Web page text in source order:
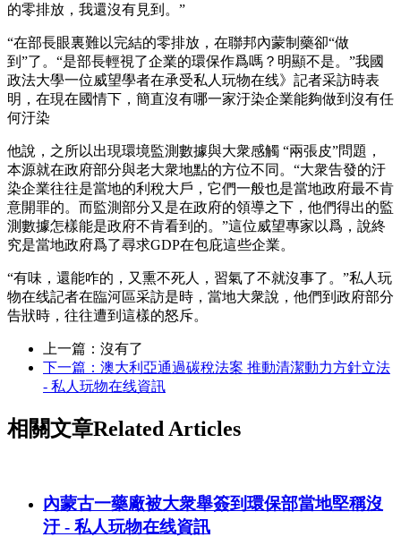
的零排放，我還沒有見到。”
“在部長眼裏難以完結的零排放，在聯邦內蒙制藥卻“做
到”了。“是部長輕視了企業的環保作爲嗎？明顯不是。”我國
政法大學一位威望學者在承受私人玩物在线》記者采訪時表
明，在現在國情下，簡直沒有哪一家汙染企業能夠做到沒有任
何汙染
他說，之所以出現環境監測數據與大衆感觸 “兩張皮”問題，
本源就在政府部分與老大衆地點的方位不同。“大衆告發的汙
染企業往往是當地的利稅大戶，它們一般也是當地政府最不肯
意開罪的。而監測部分又是在政府的領導之下，他們得出的監
測數據怎樣能是政府不肯看到的。”這位威望專家以爲，說終
究是當地政府爲了尋求GDP在包庇這些企業。
“有味，還能咋的，又熏不死人，習氣了不就沒事了。”私人玩
物在线記者在臨河區采訪是時，當地大衆說，他們到政府部分
告狀時，往往遭到這樣的怒斥。
上一篇：沒有了
下一篇：澳大利亞通過碳稅法案 推動清潔動力方針立法
- 私人玩物在线資訊
相關文章Related Articles
內蒙古一藥廠被大衆舉簽到環保部當地堅稱沒
汙 - 私人玩物在线資訊